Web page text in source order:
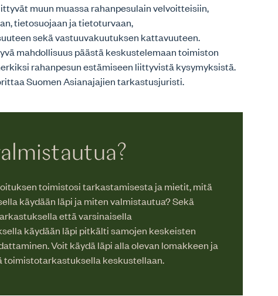
muun muassa rahanpesulain velvoitteisiin,
tietosuojaan ja tietoturvaan,
sekä vastuuvakuutuksen kattavuuteen.
mahdollisuus päästä keskustelemaan toimiston
rahanpesun estämiseen liittyvistä kysymyksistä.
Suomen Asianajajien tarkastusjuristi.
toimistosi tarkastamisesta ja mietit, mitä
käydään läpi ja miten valmistautua? Sekä
että varsinaisella
käydään läpi pitkälti samojen keskeisten
Voit käydä läpi alla olevan lomakkeen ja
toimistotarkastuksella keskustellaan.